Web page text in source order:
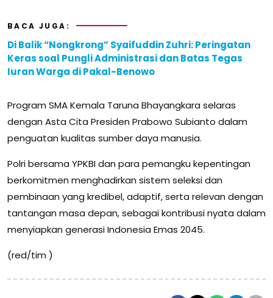
BACA JUGA:
Di Balik “Nongkrong” Syaifuddin Zuhri: Peringatan
Keras soal Pungli Administrasi dan Batas Tegas
Iuran Warga di Pakal-Benowo
Program SMA Kemala Taruna Bhayangkara selaras
dengan Asta Cita Presiden Prabowo Subianto dalam
penguatan kualitas sumber daya manusia.
Polri bersama YPKBI dan para pemangku kepentingan
berkomitmen menghadirkan sistem seleksi dan
pembinaan yang kredibel, adaptif, serta relevan dengan
tantangan masa depan, sebagai kontribusi nyata dalam
menyiapkan generasi Indonesia Emas 2045.
(red/tim )